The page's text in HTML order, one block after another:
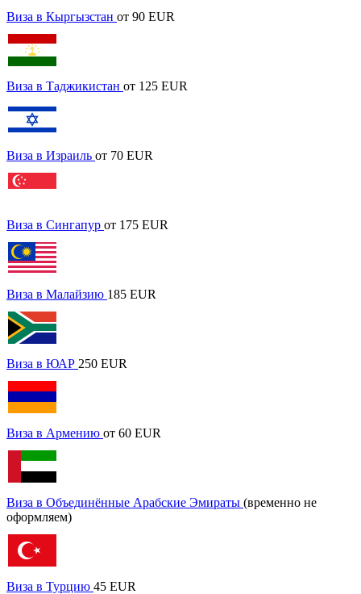
Виза в Кыргызстан от 90 EUR
Виза в Таджикистан от 125 EUR
Виза в Израиль от 70 EUR
Виза в Сингапур от 175 EUR
Виза в Малайзию 185 EUR
Виза в ЮАР 250 EUR
Виза в Армению от 60 EUR
Виза в Объединённые Арабские Эмираты (временно не
оформляем)
Виза в Турцию 45 EUR